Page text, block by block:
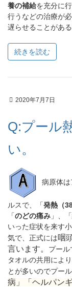
養の補給を充分に
行うなどの治療が
遅らせることがあ
続きを読む
2020年7月7日
Q:プール
い。
病原体は
ルスで、「発熱（
「のどの痛み 」、「
いった症状を来す
気で、正式には咽
言います。 プール
タオルの共用によ
とが多いのでプー
病」「ヘルパン